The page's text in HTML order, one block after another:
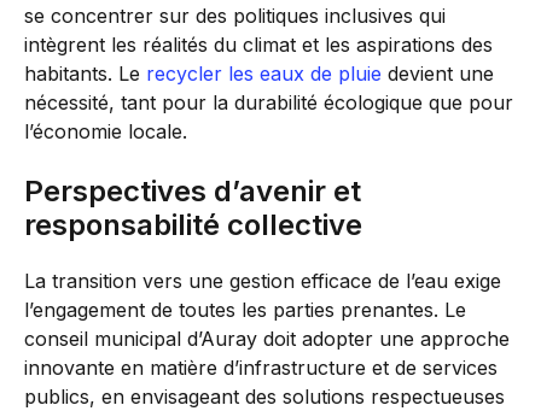
se concentrer sur des politiques inclusives qui
intègrent les réalités du climat et les aspirations des
habitants. Le recycler les eaux de pluie devient une
nécessité, tant pour la durabilité écologique que pour
l’économie locale.
Perspectives d’avenir et
responsabilité collective
La transition vers une gestion efficace de l’eau exige
l’engagement de toutes les parties prenantes. Le
conseil municipal d’Auray doit adopter une approche
innovante en matière d’infrastructure et de services
publics, en envisageant des solutions respectueuses